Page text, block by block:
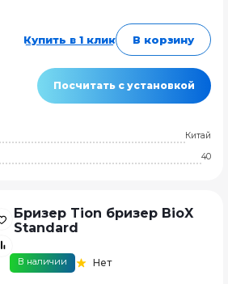
Купить в 1 клик В корзину
Посчитать с установкой
Китай
40
Бризер Tion бризер BioX
Standard
В наличии Нет